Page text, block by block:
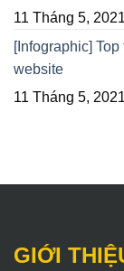
11 Tháng 5,
[Infographic]
website
11 Tháng 5,
GIỚI